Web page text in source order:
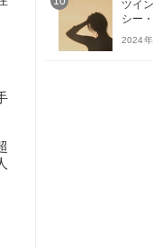
ツイ
シー
2024